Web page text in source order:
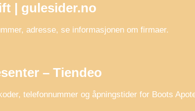
| gulesider.no
adresse, se informasjonen om firmaer.
– Tiendeo
telefonnummer og åpningstider for Boots